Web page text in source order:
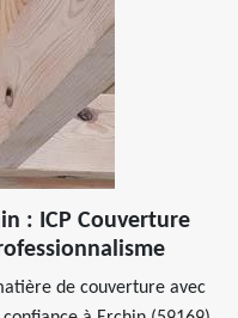
: ICP Couverture
de couverture avec